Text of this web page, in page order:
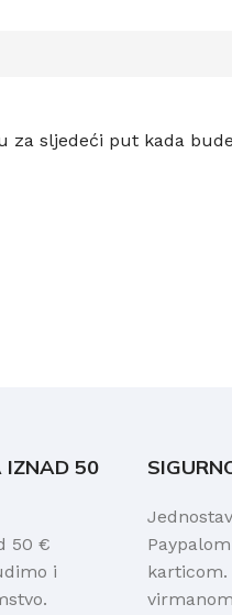
sljedeći put kada
IZNAD 50
50 €
i
karticom.